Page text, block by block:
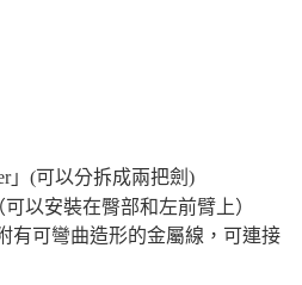
」(可以分拆成兩把劍)
以安裝在臀部和左前臂上）
有可彎曲造形的金屬線，可連接